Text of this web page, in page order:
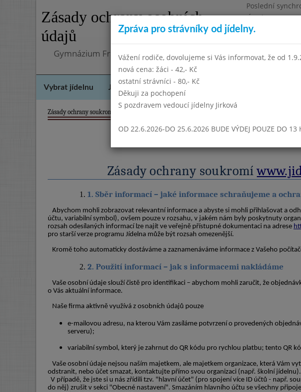
Zásady ochrany osobních
údajů
Poslední
Úterý 21.7.2026
Omezení
Gymnázium Františka Palackého, Neratovice, Masarykova 450
Vybrat jídelnu Jídelní lístek
Zpráva pro strávníky od jídelny.
Vážení rodiče, dovolujeme si Vás informovat, že od
nová cena: žáci - 42,- Kč
ostatní strávníci - 80,- Kč
Děkuji za pochopení
S pozdravem vedoucí jídelny Jirková
OD 22.6.2026-DO 25.6.2026 BUDE VÝDEJ POUZE DO 13